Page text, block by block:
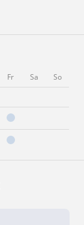
Fr Sa
So